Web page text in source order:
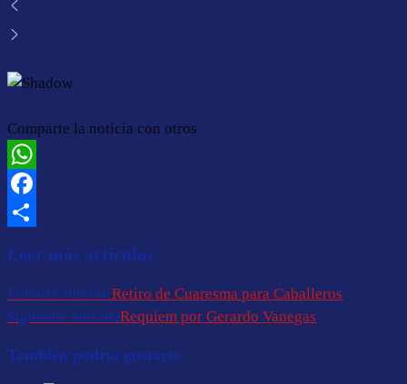
Comparte la noticia con otros
WhatsApp
Facebook
Leer más artículos
Entrada anteriorRetiro de Cuaresma para Caballeros
Siguiente entradaRequiem por Gerardo Vanegas
También podría gustarte